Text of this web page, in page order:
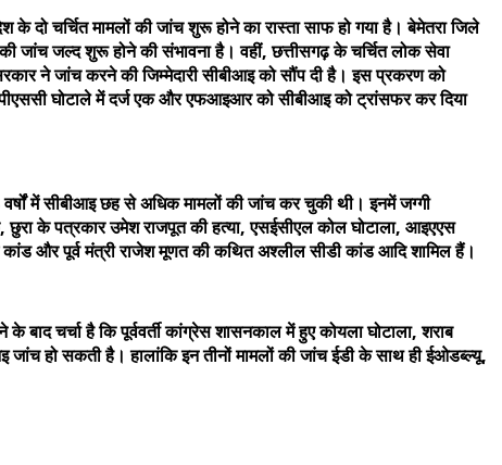
दो चर्चित मामलों की जांच शुरू होने का रास्ता साफ हो गया है। बेमेतरा जिले
जांच जल्द शुरू होने की संभावना है। वहीं, छत्तीसगढ़ के चर्चित लोक सेवा
ने जांच करने की जिम्मेदारी सीबीआइ को सौंप दी है। इस प्रकरण को
घोटाले में दर्ज एक और एफआइआर को सीबीआइ को ट्रांसफर कर दिया
में सीबीआइ छह से अधिक मामलों की जांच कर चुकी थी। इनमें जग्गी
के पत्रकार उमेश राजपूत की हत्या, एसईसीएल कोल घोटाला, आइएएस
कांड और पूर्व मंत्री राजेश मूणत की कथित अश्लील सीडी कांड आदि शामिल हैं।
बाद चर्चा है कि पूर्ववर्ती कांग्रेस शासनकाल में हुए कोयला घोटाला, शराब
जांच हो सकती है। हालांकि इन तीनों मामलों की जांच ईडी के साथ ही ईओडब्ल्यू,